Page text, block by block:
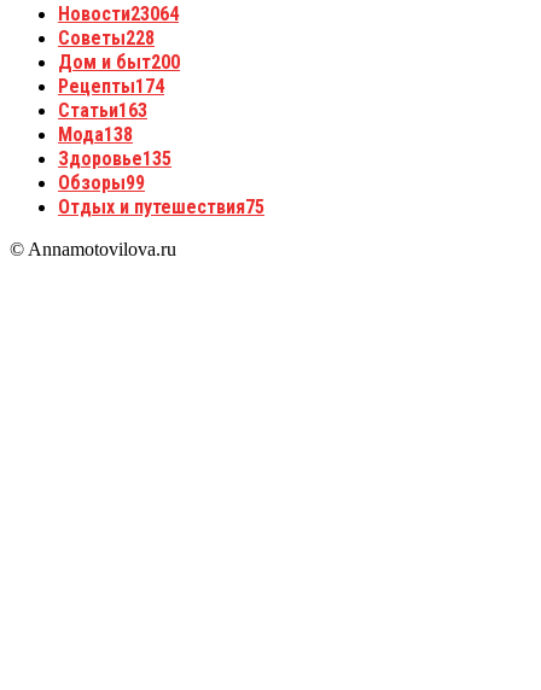
Новости23064
Советы228
Дом и быт200
Рецепты174
Статьи163
Мода138
Здоровье135
Обзоры99
Отдых и путешествия75
© Annamotovilova.ru